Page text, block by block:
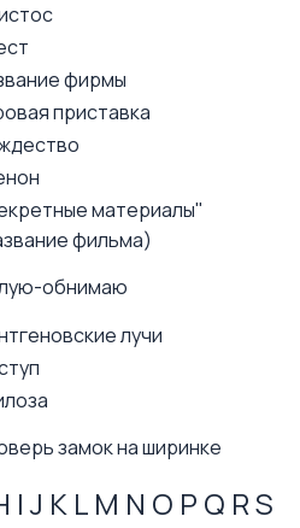
фирмы
приставка
материалы"
фильма)
обнимаю
лучи
замок на ширинке
I J K L M N O P Q RS